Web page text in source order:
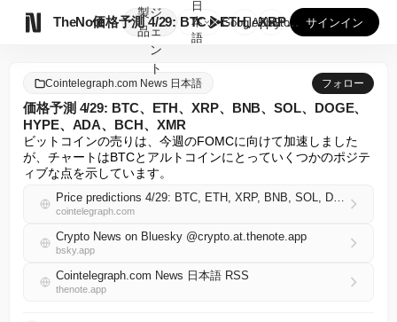
TheNote
製
品
ジ
ェ
ン
ト
価格予測 4/29: BTC、ETH、XRP、BNB、SOL...
日
本
語
GooglePlay
AppStore サインイン
Cointelegraph.com News 日本語 フォロー
価格予測 4/29: BTC、ETH、XRP、BNB、SOL、DOGE、
HYPE、ADA、BCH、XMR
ビットコインの売りは、今週のFOMCに向けて加速しました
が、チャートはBTCとアルトコインにとっていくつかのポジテ
ィブな点を示しています。
Price predictions 4/29: BTC, ETH, XRP, BNB, SOL, DOGE, HYPE, ADA, BCH, XMR
cointelegraph.com
Crypto News on Bluesky @crypto.at.thenote.app
bsky.app
Cointelegraph.com News 日本語 RSS
thenote.app